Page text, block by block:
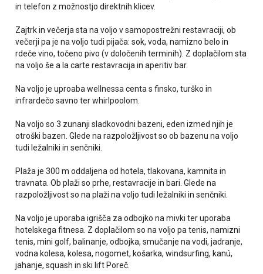
in telefon z možnostjo direktnih klicev.
Zajtrk in večerja sta na voljo v samopostrežni restavraciji, ob
večerji pa je na voljo tudi pijača: sok, voda, namizno belo in
rdeče vino, točeno pivo (v določenih terminih). Z doplačilom sta
na voljo še a la carte restavracija in aperitiv bar.
Na voljo je uproaba wellnessa centa s finsko, turško in
infrardečo savno ter whirlpoolom.
Na voljo so 3 zunanji sladkovodni bazeni, eden izmed njih je
otroški bazen. Glede na razpoložljivost so ob bazenu na voljo
tudi ležalniki in senčniki.
Plaža je 300 m oddaljena od hotela, tlakovana, kamnita in
travnata. Ob plaži so prhe, restavracije in bari. Glede na
razpoložljivost so na plaži na voljo tudi ležalniki in senčniki.
Na voljo je uporaba igrišča za odbojko na mivki ter uporaba
hotelskega fitnesa. Z doplačilom so na voljo pa tenis, namizni
tenis, mini golf, balinanje, odbojka, smučanje na vodi, jadranje,
vodna kolesa, kolesa, nogomet, košarka, windsurfing, kanú,
jahanje, squash in ski lift Poreč.